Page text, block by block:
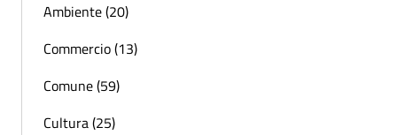
Ambiente (20)
Commercio (13)
Comune (59)
Cultura (25)